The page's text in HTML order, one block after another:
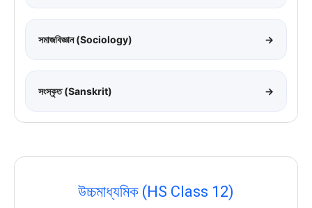
সমাজবিজ্ঞান (Sociology) →
সংস্কৃত (Sanskrit) →
উচ্চমাধ্যমিক (HS Class 12)